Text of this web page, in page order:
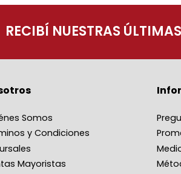
RECIBÍ NUESTRAS
Somos
y Condiciones
Mayoristas